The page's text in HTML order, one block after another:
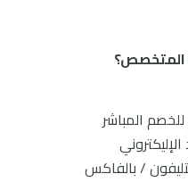
المتخصص؟
المباشر
/ بالفاكس